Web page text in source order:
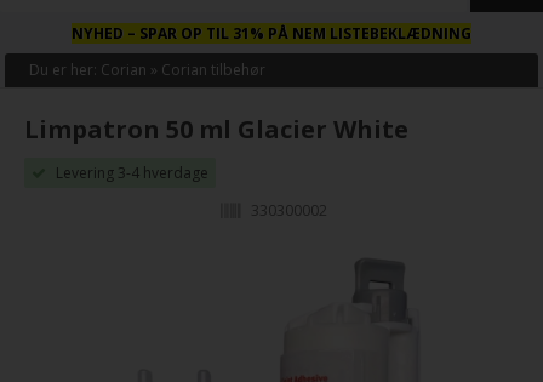
NYHED – SPAR OP TIL 31% PÅ NEM LISTEBEKLÆDNING
Du er her: Corian » Corian tilbehør
Limpatron 50 ml Glacier White
Levering 3-4 hverdage
330300002